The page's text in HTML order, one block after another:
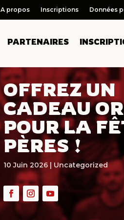
A propos Inscriptions Données
PARTENAIRES
OFFREZ UN
CADEAU
POUR LA
PÈRES !
10 Juin 2026| Uncategorized